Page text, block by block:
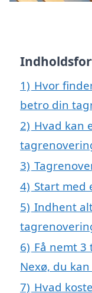
1) Hvor
betro din
2) Hvad kan
3)
4) Start med
5) Indhent
6) Få nemt
Nexø, du
7) Hvad